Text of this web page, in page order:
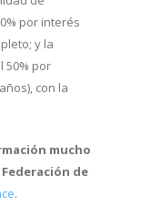
por interés
y la
50% por
con la
mucho
de
.